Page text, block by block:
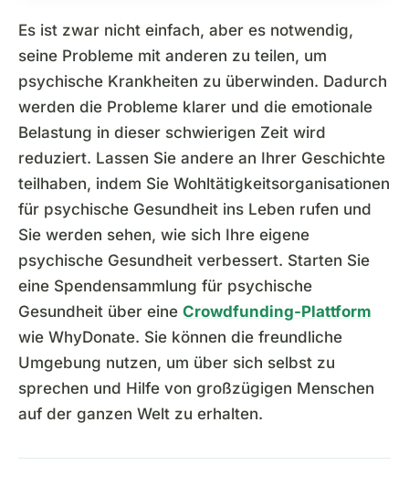
Es ist zwar nicht einfach, aber es notwendig,
seine Probleme mit anderen zu teilen, um
psychische Krankheiten zu überwinden. Dadurch
werden die Probleme klarer und die emotionale
Belastung in dieser schwierigen Zeit wird
reduziert. Lassen Sie andere an Ihrer Geschichte
teilhaben, indem Sie Wohltätigkeitsorganisationen
für psychische Gesundheit ins Leben rufen und
Sie werden sehen, wie sich Ihre eigene
psychische Gesundheit verbessert. Starten Sie
eine Spendensammlung für psychische
Gesundheit über eine Crowdfunding-Plattform
wie WhyDonate. Sie können die freundliche
Umgebung nutzen, um über sich selbst zu
sprechen und Hilfe von großzügigen Menschen
auf der ganzen Welt zu erhalten.